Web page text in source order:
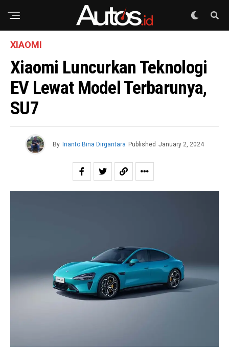
XIAOMI
Xiaomi Luncurkan Teknologi
EV Lewat Model Terbarunya,
SU7
By Irianto Bina Dirgantara Published January 2, 2024